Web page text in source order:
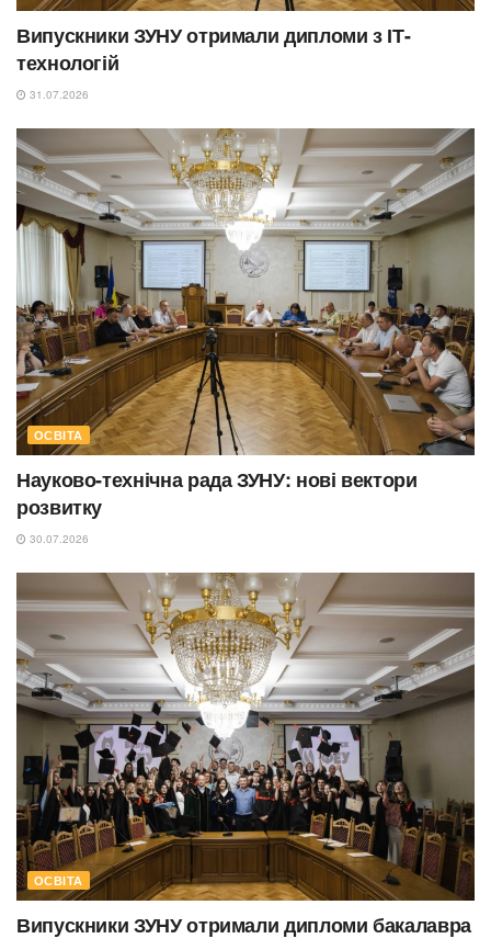
Випускники ЗУНУ отримали дипломи з ІТ-
технологій
31.07.2026
ОСВІТА
Науково-технічна рада ЗУНУ: нові вектори
розвитку
30.07.2026
ОСВІТА
Випускники ЗУНУ отримали дипломи бакалавра